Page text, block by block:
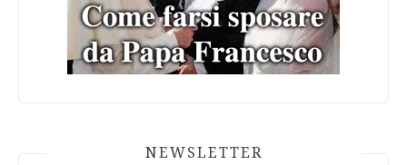
NEWSLETTER